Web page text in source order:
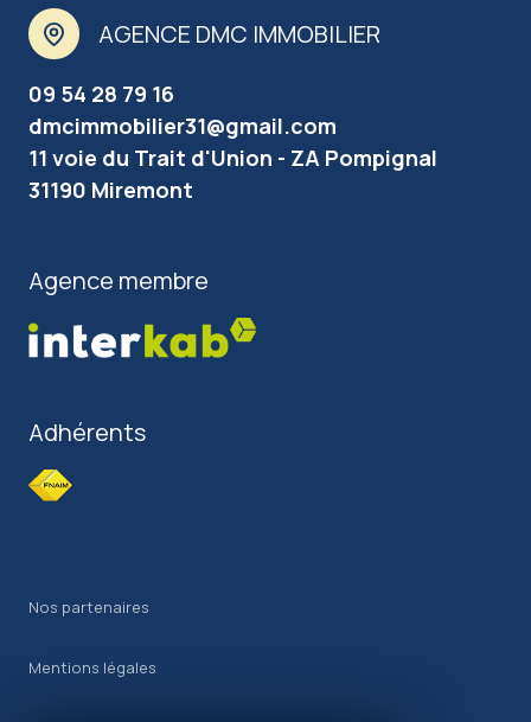
AGENCE DMC IMMOBILIER
09 54 28 79 16
dmcimmobilier31@gmail.com
11 voie du Trait d'Union - ZA Pompignal
31190 Miremont
Agence membre
Adhérents
Nos partenaires
Mentions légales